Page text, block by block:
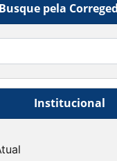
Busque pela
Institucional